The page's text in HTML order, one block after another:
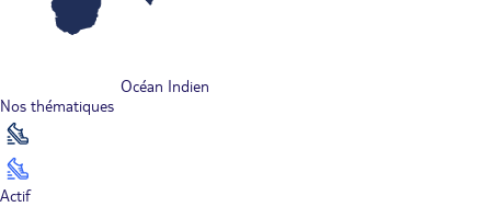
Océan Indien
Nos thématiques
Actif